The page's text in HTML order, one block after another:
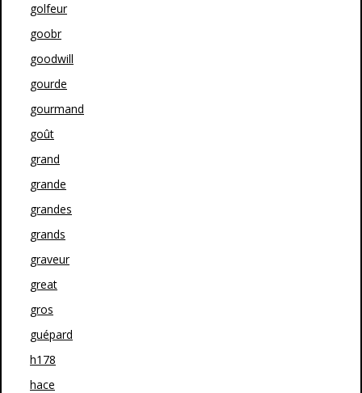
golfeur
goobr
goodwill
gourde
gourmand
goût
grand
grande
grandes
grands
graveur
great
gros
guépard
h178
hace